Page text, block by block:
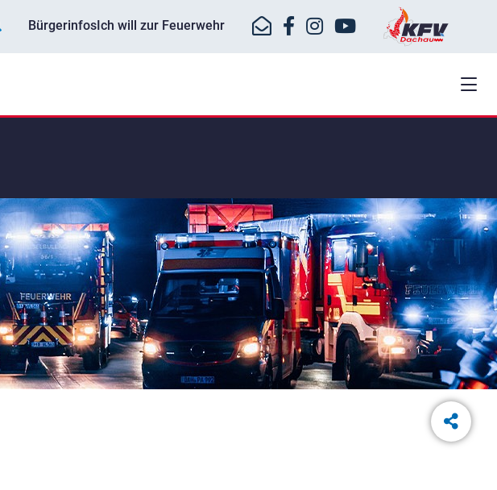
BürgerinfosIch will zur Feuerwehr